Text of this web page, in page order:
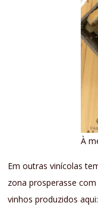
À
Em outras vinícolas
zona prosperasse com
vinhos produzidos